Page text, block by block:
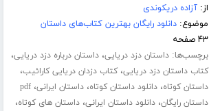
از:آزاده دریکوندی
موضوع:دانلود رایگان بهترین کتاب‌های داستان
۴۳ صفحه
برچسب‌ها:داستان دزد دریایی،داستان درباره دزد دریایی،
کتاب داستان دزد دریایی،کتاب دزدان دریایی کارائیب،
داستان کوتاه،دانلود داستان کوتاه،داستان ایرانی،pdf
داستان رایگان،دانلود داستان ایرانی،داستان های کوتاه،